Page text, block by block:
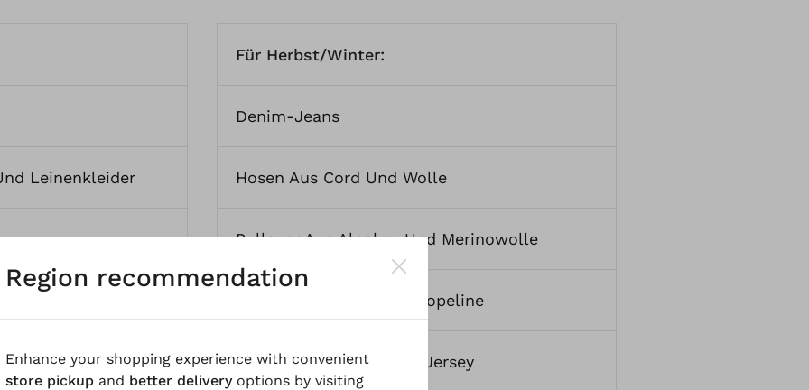
Leinenkleider
UndSommer-
Für Herbst/Winter:
Denim-Jeans
Hosen Aus Cord Und Wolle
Pullover Aus Alpaka- Und Merinowolle
Kleider Aus Wolle Und Popeline
Blusen Aus Lyocell Und Jersey
Region recommendation
Enhance your shopping experience with convenient
store pickup and better deliveryoptions by visiting